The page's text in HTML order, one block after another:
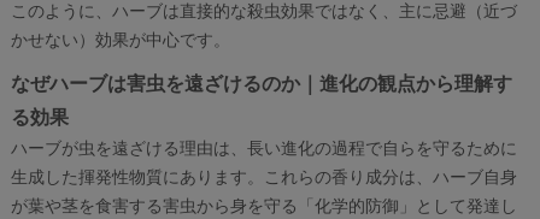
このように、ハーブは直接的な殺虫効果ではなく、主に忌避（近づ
かせない）効果が中心です。
なぜハーブは害虫を遠ざけるのか｜進化の観点から理解す
る効果
ハーブが虫を遠ざける理由は、長い進化の過程で自らを守るために
生成した揮発性物質にあります。これらの香り成分は、ハーブ自身
が葉や茎を食害する害虫から身を守る「化学的防御」として発達し